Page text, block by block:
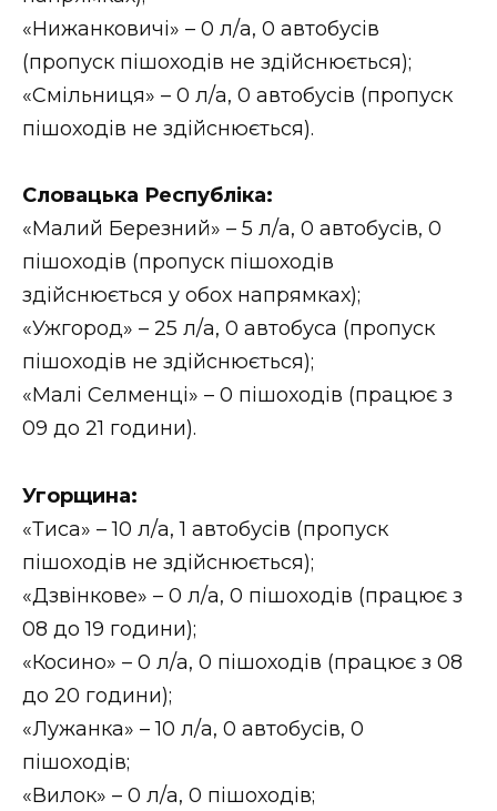
«Нижанковичі» – 0 л/а, 0 автобусів
(пропуск пішоходів не здійснюється);
«Смільниця» – 0 л/а, 0 автобусів (пропуск
пішоходів не здійснюється).
Словацька Республіка:
«Малий Березний» – 5 л/а, 0 автобусів, 0
пішоходів (пропуск пішоходів
здійснюється у обох напрямках);
«Ужгород» – 25 л/а, 0 автобуса (пропуск
пішоходів не здійснюється);
«Малі Селменці» – 0 пішоходів (працює з
09 до 21 години).
Угорщина:
«Тиса» – 10 л/а, 1 автобусів (пропуск
пішоходів не здійснюється);
«Дзвінкове» – 0 л/а, 0 пішоходів (працює з
08 до 19 години);
«Косино» – 0 л/а, 0 пішоходів (працює з 08
до 20 години);
«Лужанка» – 10 л/а, 0 автобусів, 0
пішоходів;
«Вилок» – 0 л/а, 0 пішоходів;